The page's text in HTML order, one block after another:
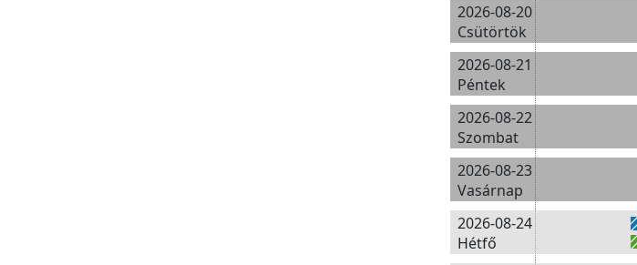
2026-08-20
Csütörtök
2026-08-21
Péntek
2026-08-22
Szombat
2026-08-23
Vasárnap
2026-08-24
Hétfő